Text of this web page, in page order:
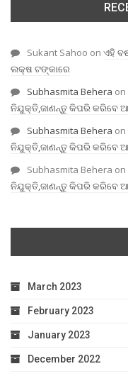
Sukant Sahoo on ଏହି
ଲକ୍ଷ ଟଙ୍କାରେ
Subhasmita Behera on
ନିଯୁକ୍ତି,ଜାଣନ୍ତୁ କିପରି କରିବେ
Subhasmita Behera on
ନିଯୁକ୍ତି,ଜାଣନ୍ତୁ କିପରି କରିବେ
Subhasmita Behera on
ନିଯୁକ୍ତି,ଜାଣନ୍ତୁ କିପରି କରିବେ
March 2023
February 2023
January 2023
December 2022